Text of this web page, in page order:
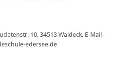
10, 34513 Waldeck, E-Mail-
edersee.de